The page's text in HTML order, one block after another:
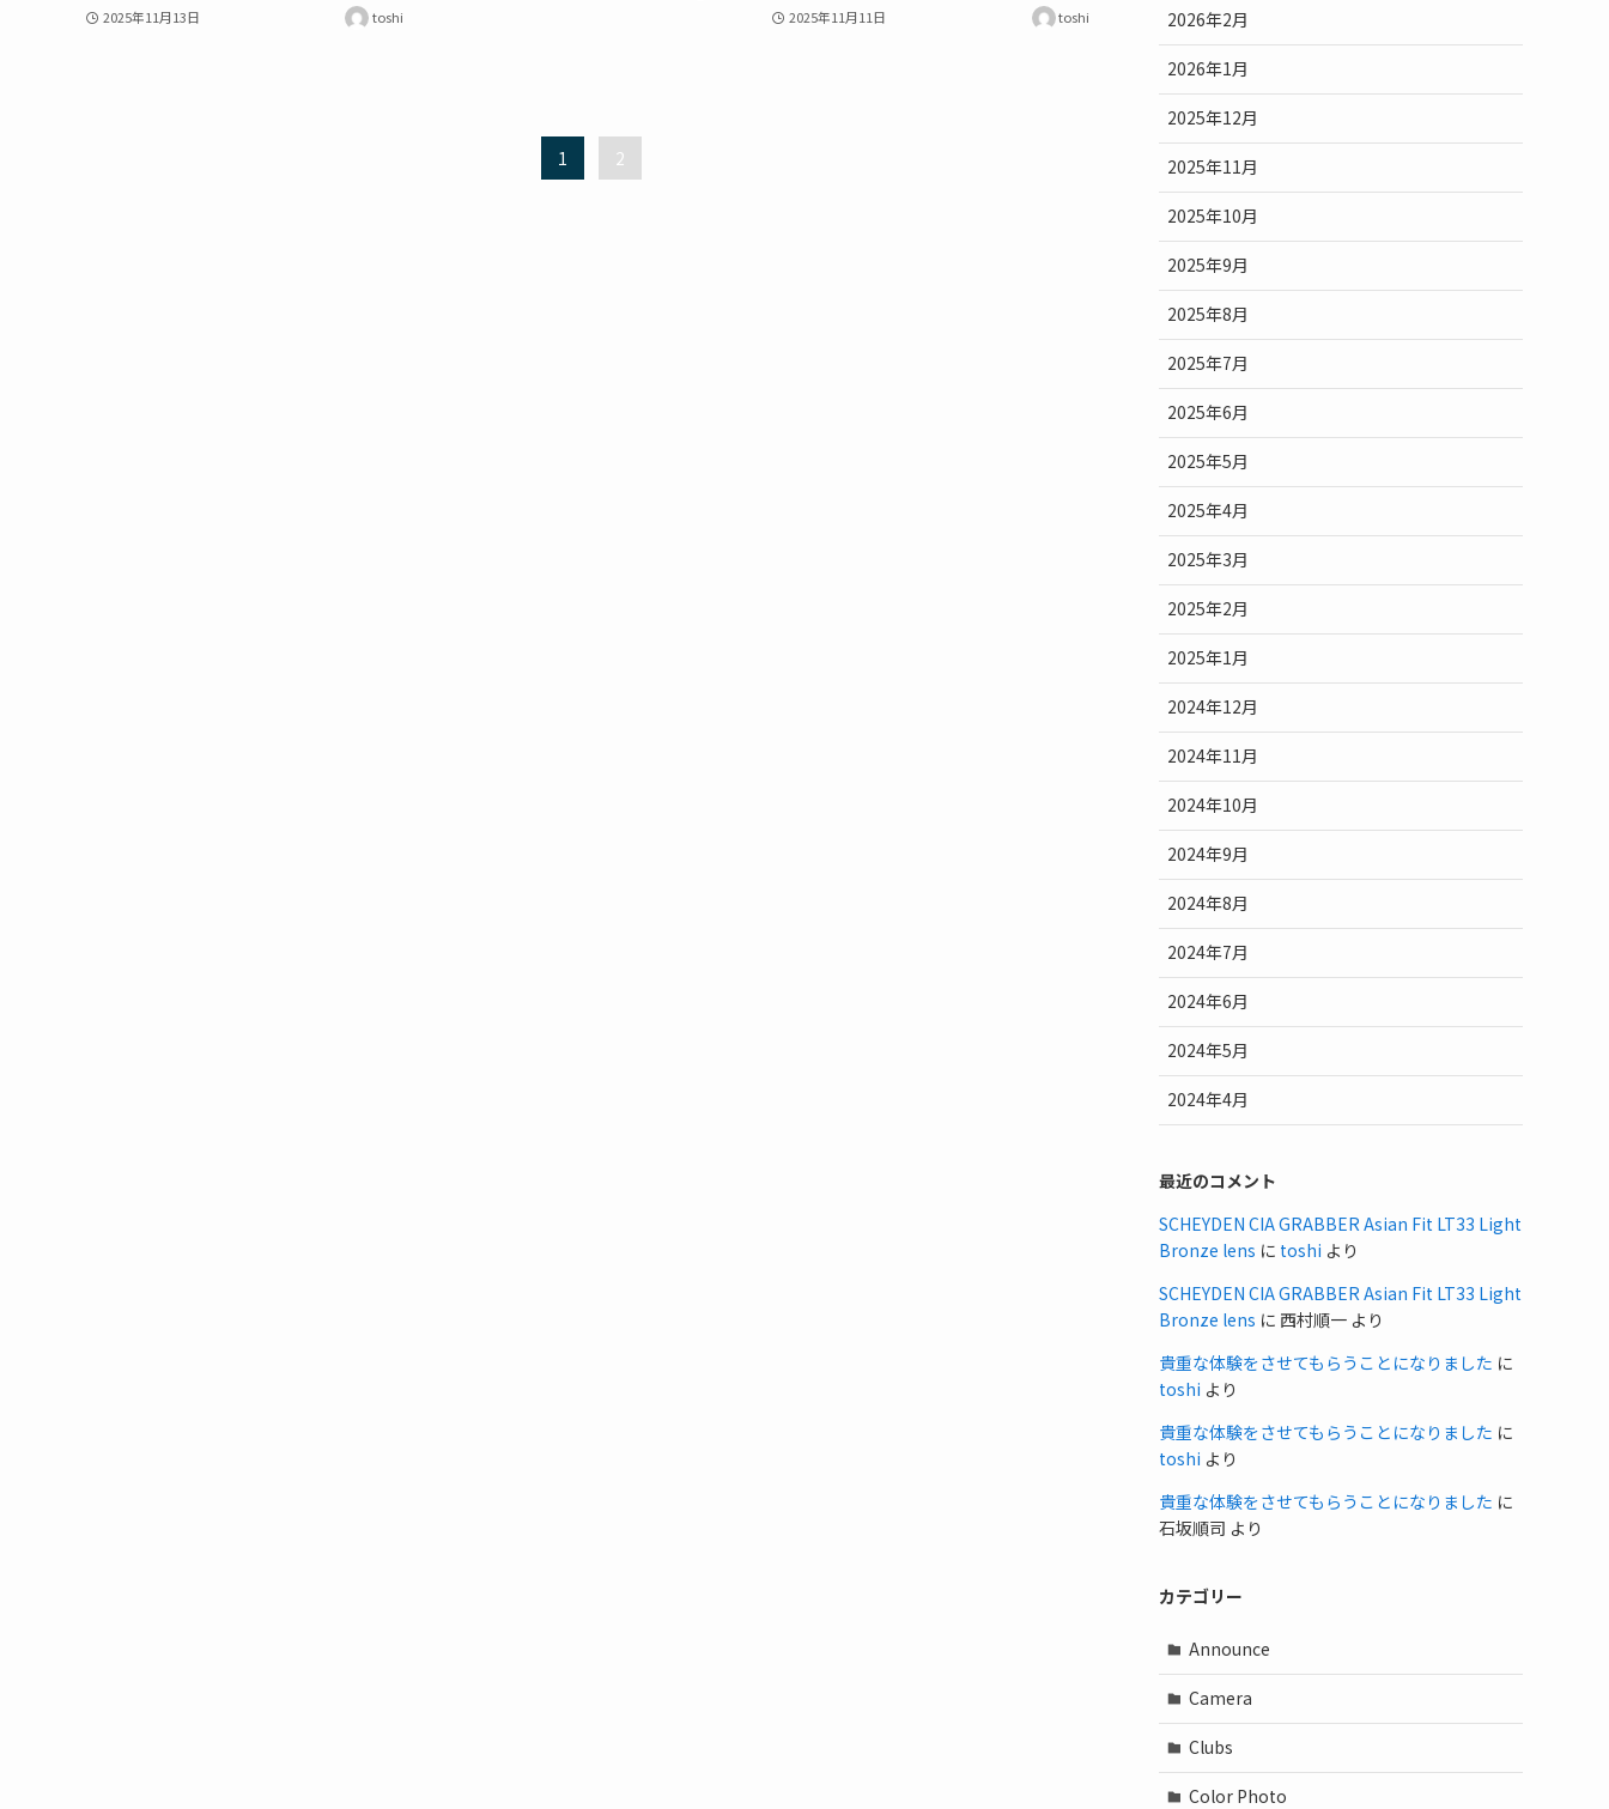
2025年11月13日 toshi 2025年11月11日 toshi
1 2
2026年2月
2026年1月
2025年12月
2025年11月
2025年10月
2025年9月
2025年8月
2025年7月
2025年6月
2025年5月
2025年4月
2025年3月
2025年2月
2025年1月
2024年12月
2024年11月
2024年10月
2024年9月
2024年8月
2024年7月
2024年6月
2024年5月
2024年4月
最近のコメント
SCHEYDEN CIA GRABBER Asian Fit LT33 Light
Bronze lens に toshi より
SCHEYDEN CIA GRABBER Asian Fit LT33 Light
Bronze lens に 西村順一 より
貴重な体験をさせてもらうことになりました に
toshi より
貴重な体験をさせてもらうことになりました に
toshi より
貴重な体験をさせてもらうことになりました に
石坂順司 より
カテゴリー
Announce
Camera
Clubs
Color Photo